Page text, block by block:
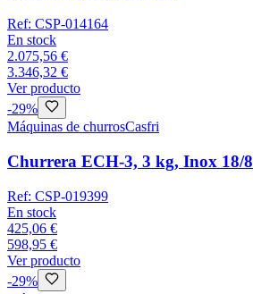
Ref: CSP-014164
En stock
2.075,56 €
3.346,32 €
Ver producto
-29%
Máquinas de churrosCasfri
Churrera ECH-3, 3 kg, Inox 18/8
Ref: CSP-019399
En stock
425,06 €
598,95 €
Ver producto
-29%